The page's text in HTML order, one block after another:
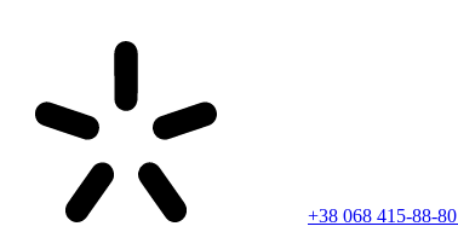
+38 068 415-88-80